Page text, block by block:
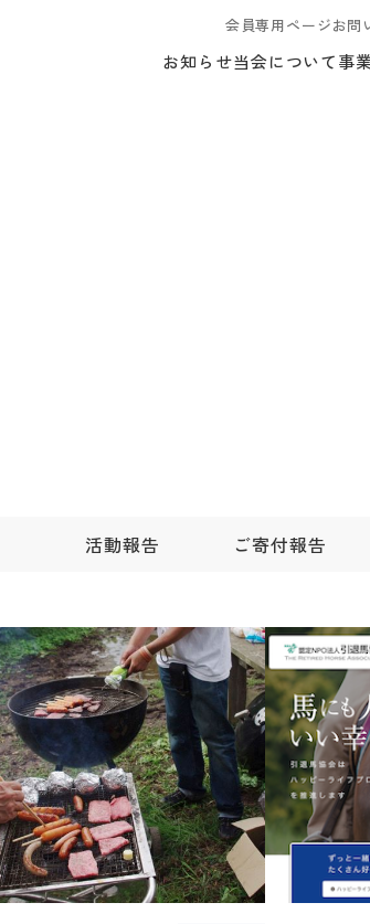
会員専用ページお問
お知らせ当会について事
活動報告 ご寄付報告